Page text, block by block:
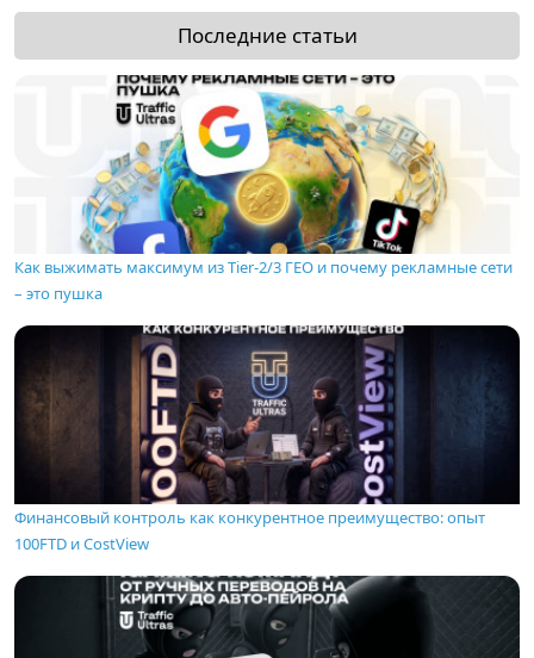
Последние статьи
Как выжимать максимум из Tier-2/3 ГЕО и почему рекламные сети
– это пушка
Финансовый контроль как конкурентное преимущество: опыт
100FTD и CostView